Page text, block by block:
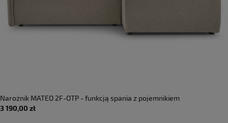
Narożnik MATEO 2F-OTP - funkcją spania z pojemnikiem
3 190,00 zł